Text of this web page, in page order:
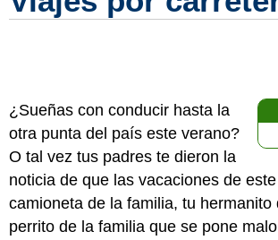
¿Sueñas con conducir hasta la
otra punta del país este verano?
O tal vez tus padres te dieron la
noticia de que las vacaciones de
camioneta de la familia, tu hermanito
perrito de la familia que se pone